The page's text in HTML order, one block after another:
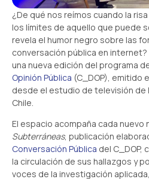
¿De qué nos reímos cuando la
los límites de aquello que puede
revela el humor negro sobre las
conversación pública en
una nueva edición del programa
Opinión Pública (C_DOP), emitido
desde el estudio de televisión de
Chile.
El espacio acompaña cada nuevo
Subterráneas, publicación
Conversación Pública del C_DOP,
la circulación de sus hallazgos y
voces de la investigación